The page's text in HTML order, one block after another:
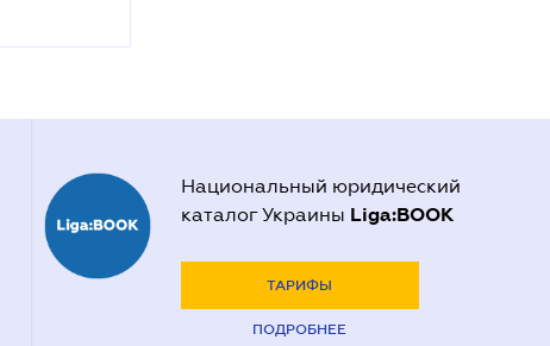
Национальный юридический
каталог Украины Liga:BOOK
ТАРИФЫ
ПОДРОБНЕЕ